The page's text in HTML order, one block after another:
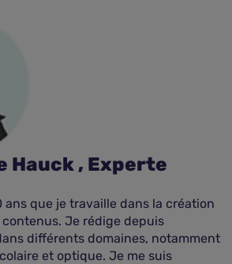
Hauck , Experte
ans que je travaille dans la création
Je rédige depuis
différents domaines, notamment
et optique. Je me suis